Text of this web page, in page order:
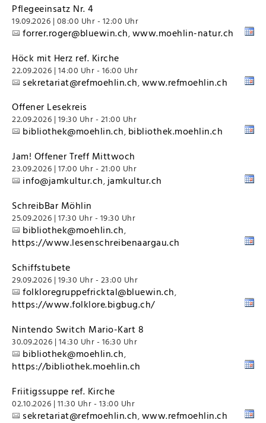
Pflegeeinsatz Nr. 4
19.09.2026 | 08:00 Uhr - 12:00 Uhr
forrer.roger@bluewin.ch,www.moehlin-natur.ch
Höck mit Herz ref. Kirche
22.09.2026 | 14:00 Uhr - 16:00 Uhr
sekretariat@refmoehlin.ch,www.refmoehlin.ch
Offener Lesekreis
22.09.2026 | 19:30 Uhr - 21:00 Uhr
bibliothek@moehlin.ch, bibliothek.moehlin.ch
Jam! Offener Treff Mittwoch
23.09.2026 | 17:00 Uhr - 21:00 Uhr
info@jamkultur.ch, jamkultur.ch
SchreibBar Möhlin
25.09.2026 | 17:30 Uhr - 19:30 Uhr
bibliothek@moehlin.ch,
https://www.lesenschreibenaargau.ch
Schiffstubete
29.09.2026 | 19:30 Uhr - 23:00 Uhr
folkloregruppefricktal@bluewin.ch,
https://www.folklore.bigbug.ch/
Nintendo Switch Mario-Kart 8
30.09.2026 | 14:30 Uhr - 16:30 Uhr
bibliothek@moehlin.ch,
https://bibliothek.moehlin.ch
Friitigssuppe ref. Kirche
02.10.2026 | 11:30 Uhr - 13:00 Uhr
sekretariat@refmoehlin.ch,www.refmoehlin.ch